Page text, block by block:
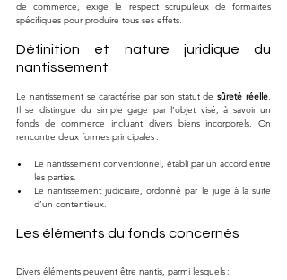
de commerce, exige le respect scrupuleux de formalités
spécifiques pour produire tous ses effets.
Définition et nature juridique du
nantissement
Le nantissement se caractérise par son statut de sûreté réelle.
Il se distingue du simple gage par l’objet visé, à savoir un
fonds de commerce incluant divers biens incorporels. On
rencontre deux formes principales :
Le nantissement conventionnel, établi par un accord entre
les parties.
Le nantissement judiciaire, ordonné par le juge à la suite
d’un contentieux.
Les éléments du fonds concernés
Divers éléments peuvent être nantis, parmi lesquels :